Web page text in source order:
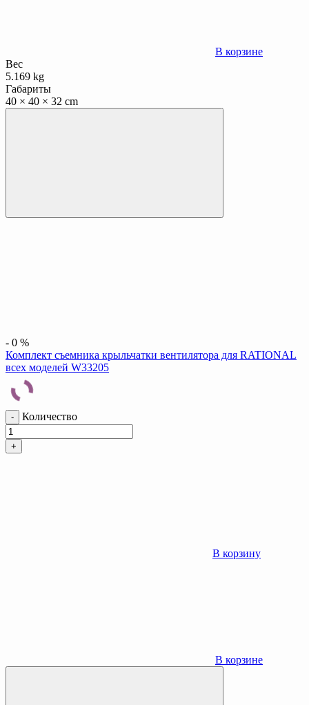
В корзине
Вес
5.169 kg
Габариты
40 × 40 × 32 cm
- 0 %
Комплект съемника крыльчатки вентилятора для RATIONAL
всех моделей W33205
- Количество
+
В корзину
В корзине